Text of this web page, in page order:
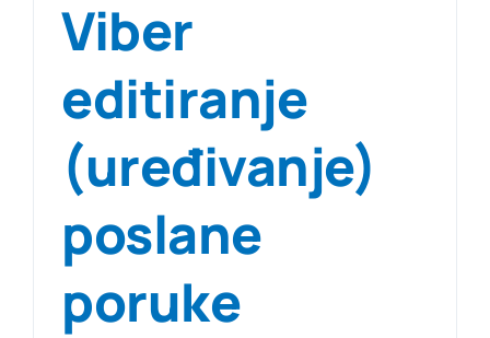
Viber
editiranje
(uređivanje)
poslane
poruke